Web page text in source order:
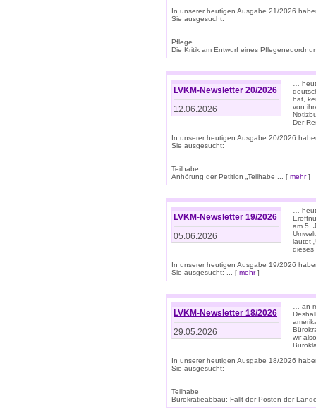
In unserer heutigen Ausgabe 21/2026
Sie ausgesucht:
Pflege
Die Kritik am Entwurf eines
LVKM-Newsletter 20/2026
12.06.2026
…
hat,
von
Der
In unserer heutigen Ausgabe 20/2026
Sie ausgesucht:
Teilhabe
Anhörung der Petition „Teilhabe ... [ mehr]
LVKM-Newsletter 19/2026
05.06.2026
…
am 5.
lautet
dieses
In unserer heutigen Ausgabe 19/2026
Sie ausgesucht: ... [ mehr]
LVKM-Newsletter 18/2026
29.05.2026
… an
wir
In unserer heutigen Ausgabe 18/2026
Sie ausgesucht:
Teilhabe
Bürokratieabbau: Fällt der Posten der